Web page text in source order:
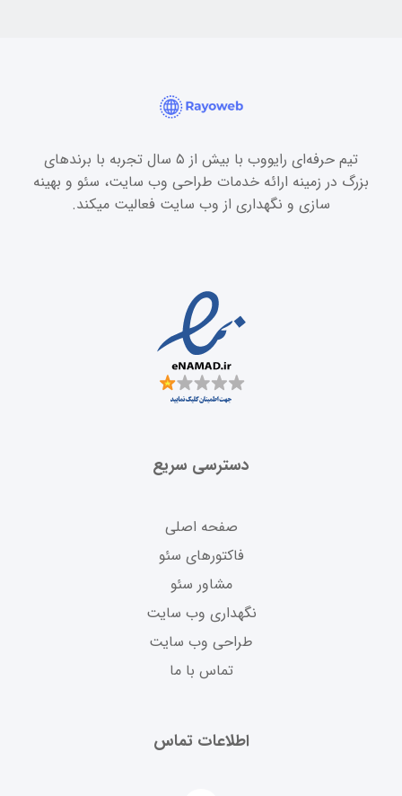
تیم حرفه‌ای رایووب با بیش از ۵ سال تجربه با برندهای
بزرگ در زمینه ارائه خدمات طراحی وب سایت، سئو و بهینه
سازی و نگهداری از وب سایت فعالیت میکند.
دسترسی سریع
صفحه اصلی
فاکتورهای سئو
مشاور سئو
نگهداری وب سایت
طراحی وب سایت
تماس با ما
اطلاعات تماس